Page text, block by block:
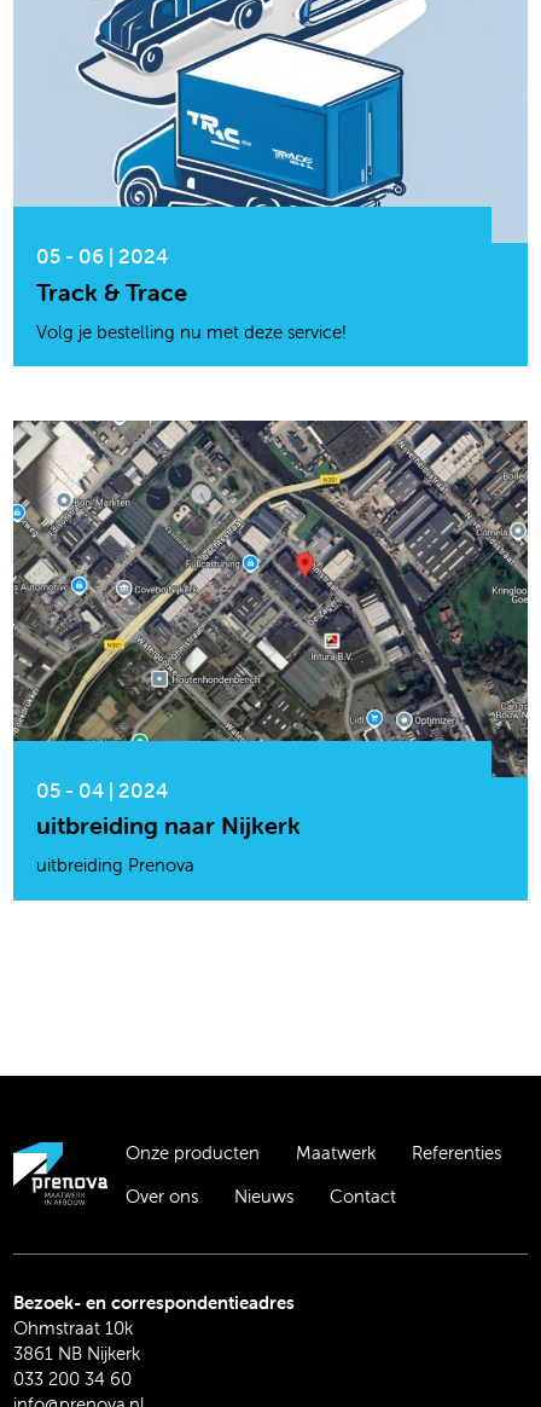
05 - 06 | 2024
Track & Trace
Volg je bestelling nu met deze service!
05 - 04 | 2024
uitbreiding naar Nijkerk
uitbreiding Prenova
Onze producten Maatwerk
Referenties
Over ons
Nieuws Contact
Bezoek- en correspondentieadres
Ohmstraat 10k
3861 NB Nijkerk
033 200 34 60